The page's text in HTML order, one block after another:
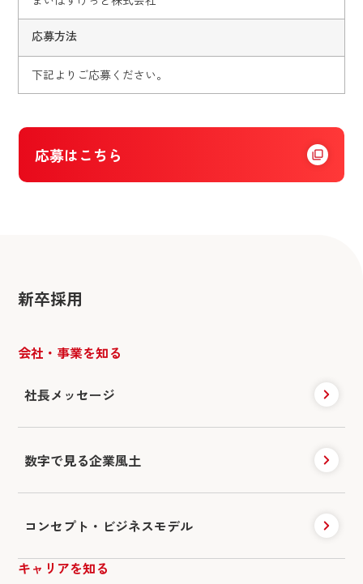
応募方法
下記よりご応募ください。
応募はこちら
新卒採用
会社・事業を知る
社長メッセージ
数字で見る企業風土
コンセプト・ビジネスモデル
キャリアを知る